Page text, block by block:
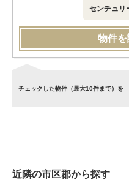
センチュリ
物件
チェックした物件（最大10件まで）を
近隣の市区郡から探す